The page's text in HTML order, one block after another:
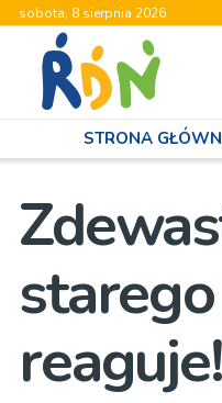
sobota, 8 sierpnia 2026
STRONA